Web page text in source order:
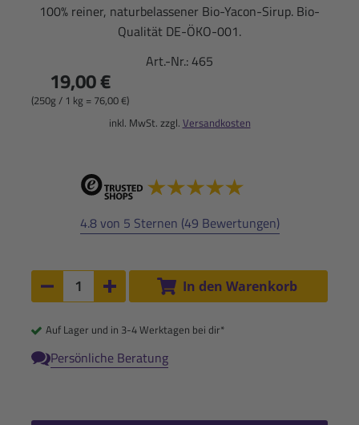
100% reiner, naturbelassener Bio-Yacon-Sirup. Bio-
Qualität DE-ÖKO-001.
Art.-Nr.:465
19,00 €
(250g / 1 kg = 76,00 €)
inkl. MwSt. zzgl. Versandkosten
4.8 von 5 Sternen (49 Bewertungen)
Anzahl:
Anzahl um 1 verringern
Anzahl um 1 erhöhen
In den Warenkorb
Auf Lager und in 3-4 Werktagen bei dir*
Persönliche Beratung